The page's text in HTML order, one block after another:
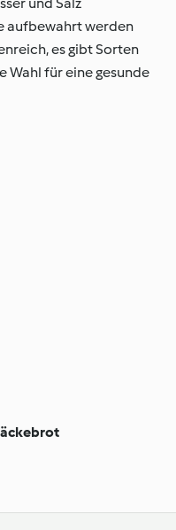
aufbewahrt werden
es gibt Sorten
Wahl für eine gesunde